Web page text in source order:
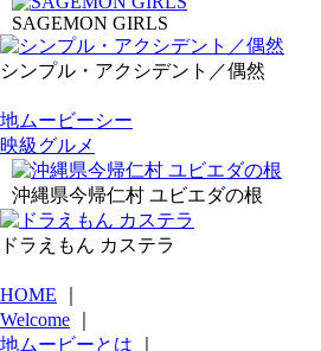
SAGEMON GIRLS
シンプル・アクシデント／偶然
地ムービーシー
映級グルメ
沖縄県今帰仁村 ユビエダの根
ドラえもん カステラ
HOME
Welcome
地ムービーとは